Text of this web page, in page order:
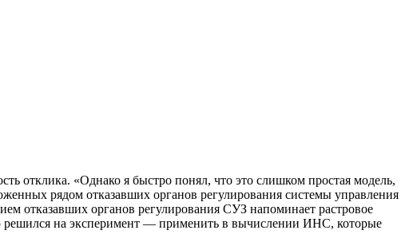
отклика. «Однако я быстро понял, что это слишком простая модель,
рядом отказавших органов регулирования системы управления
отказавших органов регулирования СУЗ напоминает растровое
решился на эксперимент — применить в вычислении ИНС, которые